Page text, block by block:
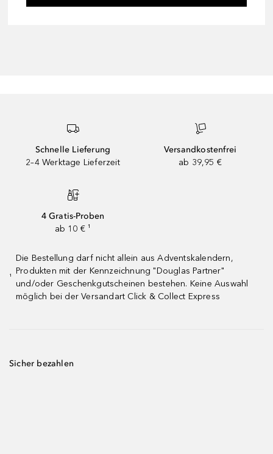
Schnelle Lieferung
2–4 Werktage Lieferzeit
Versandkostenfrei
ab 39,95 €
4 Gratis-Proben
ab 10 € ¹
¹
Die Bestellung darf nicht allein aus Adventskalendern,
Produkten mit der Kennzeichnung "Douglas Partner"
und/oder Geschenkgutscheinen bestehen. Keine Auswahl
möglich bei der Versandart Click & Collect Express
Sicher bezahlen